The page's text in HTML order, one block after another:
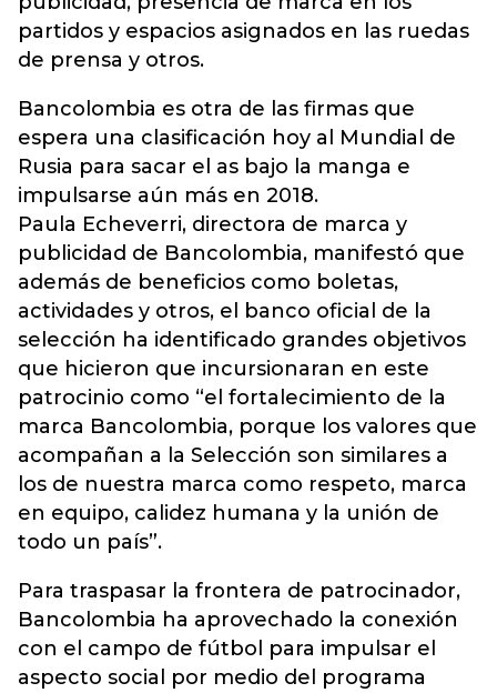
partidos y espacios asignados en las ruedas
de prensa y otros.
Bancolombia es otra de las firmas que
espera una clasificación hoy al Mundial de
Rusia para sacar el as bajo la manga e
impulsarse aún más en 2018.
Paula Echeverri, directora de marca y
publicidad de Bancolombia, manifestó que
además de beneficios como boletas,
actividades y otros, el banco oficial de la
selección ha identificado grandes objetivos
que hicieron que incursionaran en este
patrocinio como “el fortalecimiento de la
marca Bancolombia, porque los valores que
acompañan a la Selección son similares a
los de nuestra marca como respeto, marca
en equipo, calidez humana y la unión de
todo un país”.
Para traspasar la frontera de patrocinador,
Bancolombia ha aprovechado la conexión
con el campo de fútbol para impulsar el
aspecto social por medio del programa